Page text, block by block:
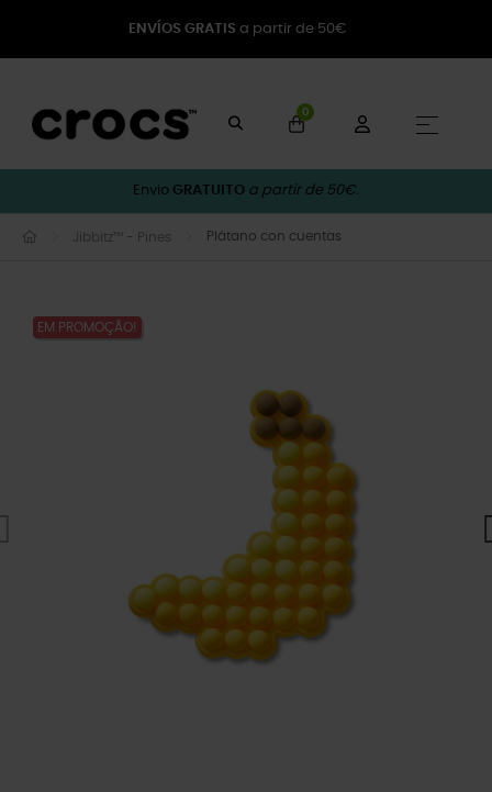
ENVÍOS GRATIS a partir de 50€
0
☰
Envio GRATUITO a partir de 50€.
Jibbitz™ - Pines Plátano con cuentas
EM PROMOÇÃO!